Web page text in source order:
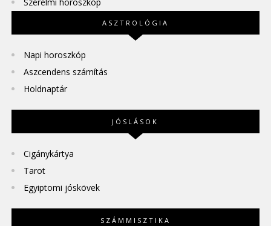
ASZTROLÓGIA
Napi horoszkóp
Aszcendens számítás
Holdnaptár
JÓSLÁSOK
Cigánykártya
Tarot
Egyiptomi jóskövek
SZÁMMISZTIKA